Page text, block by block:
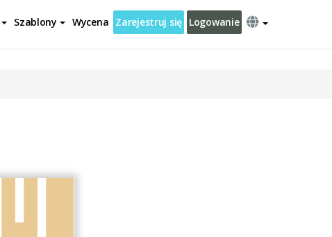
Szablony Wycena Zarejestruj się Logowanie